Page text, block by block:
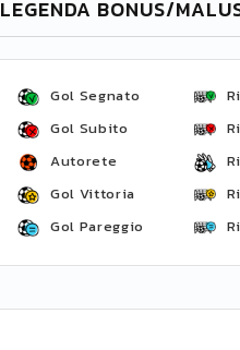
LEGENDA BONUS/
Gol Segnato
Gol Subito
Autorete
Gol Vittoria
Gol Pareggio